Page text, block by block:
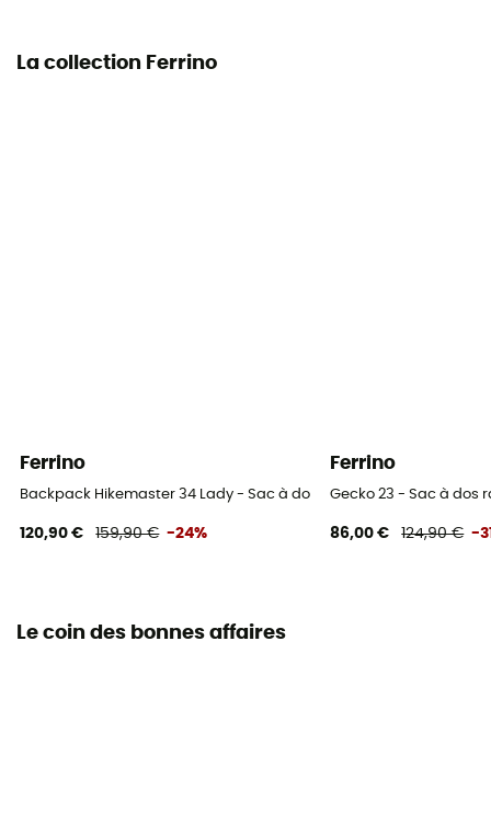
La collection Ferrino
Ferrino
Backpack Hikemaster 34 Lady - Sac à dos randonnée femme
120,90 € 159,90 € -24%
Ferrino
Gecko 23 - Sac à dos
86,00 € 124,90 € -
Le coin des bonnes affaires